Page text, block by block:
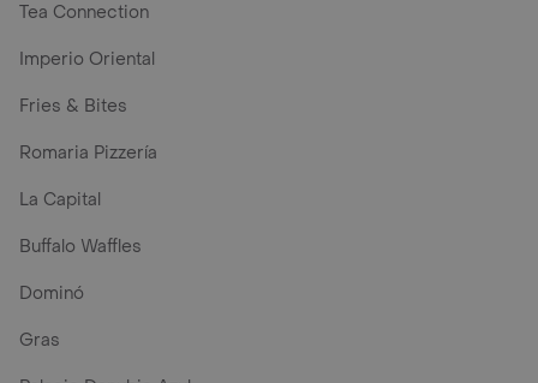
Tea Connection
Imperio Oriental
Fries & Bites
Romaria Pizzería
La Capital
Buffalo Waffles
Dominó
Gras